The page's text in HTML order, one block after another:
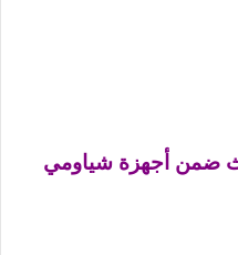
ضمن أجهزة شياومي